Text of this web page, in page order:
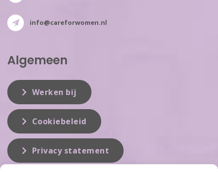
info@careforwomen.nl
Algemeen
Werken bij
Cookiebeleid
Privacy statement